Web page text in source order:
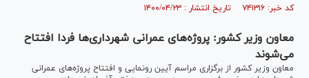
کد خبر: ۷۴۱۳۱۶ تاریخ انتشار : ۱۴۰۰/۰۴/۲۳
معاون وزیر کشور: پروژه‌های عمرانی شهرداری‌ها فردا افتتاح
می‌شوند
معاون وزیر کشور از برگزاری مراسم آیین رونمایی و افتتاح پروژه‌های عمرانی